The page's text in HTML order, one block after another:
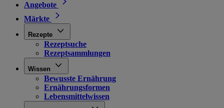
Angebote
Märkte
Rezepte
Rezeptsuche
Rezeptsammlungen
Wissen
Bewusste Ernährung
Ernährungsformen
Lebensmittelwissen